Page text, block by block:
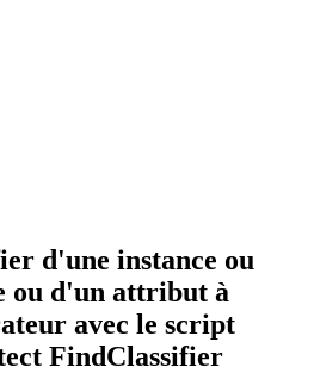
d'une instance ou
ou d'un attribut à
avec le script
FindClassifier